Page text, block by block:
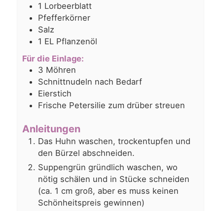
1 Lorbeerblatt
Pfefferkörner
Salz
1 EL Pflanzenöl
Für die Einlage:
3 Möhren
Schnittnudeln nach Bedarf
Eierstich
Frische Petersilie zum drüber streuen
Anleitungen
Das Huhn waschen, trockentupfen und
den Bürzel abschneiden.
Suppengrün gründlich waschen, wo
nötig schälen und in Stücke schneiden
(ca. 1 cm groß, aber es muss keinen
Schönheitspreis gewinnen)